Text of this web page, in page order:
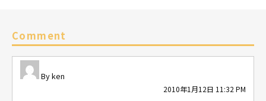
Comment
ken
2010年1月12日 11:32 PM